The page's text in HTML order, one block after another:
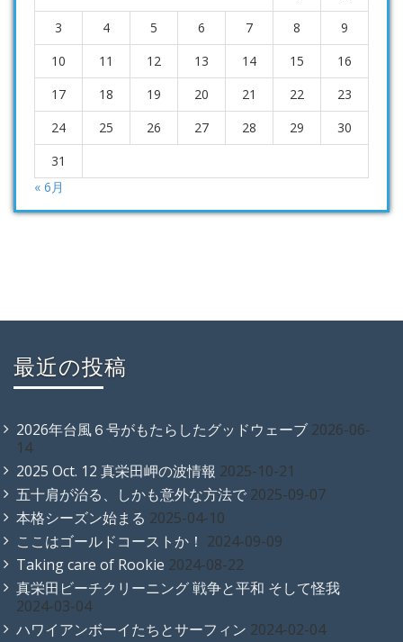
3
4 5 6 7 8
9
10
11 12 13 14 15
16
17
18 19 20 21 22
23
24
25 26 27 28 29
30
31
« 6月
最近の投稿
2026年台風６号がもたらしたグッドウェーブ 2026-06-
14
2025 Oct. 12 真栄田岬の波情報 2025-10-21
五十肩が治る、しかも意外な方法で 2025-09-07
本格シーズン始まる 2025-04-10
ここはゴールドコーストか！ 2024-09-09
Taking care of Rookie 2024-08-22
真栄田ビーチクリーニング 戦争と平和 そして怪我
2024-03-04
ハワイアンボーイたちとサーフィン 2024-02-04